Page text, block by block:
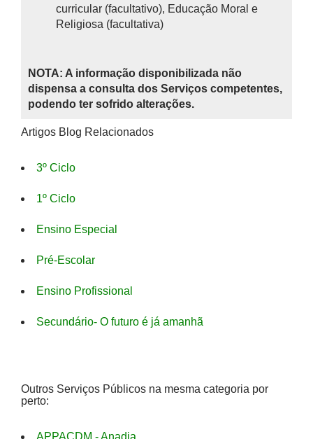
curricular (facultativo), Educação Moral e
Religiosa (facultativa)
NOTA: A informação disponibilizada não
dispensa a consulta dos Serviços competentes,
podendo ter sofrido alterações.
Artigos Blog Relacionados
3º Ciclo
1º Ciclo
Ensino Especial
Pré-Escolar
Ensino Profissional
Secundário- O futuro é já amanhã
Outros Serviços Públicos na mesma categoria por
perto:
APPACDM - Anadia